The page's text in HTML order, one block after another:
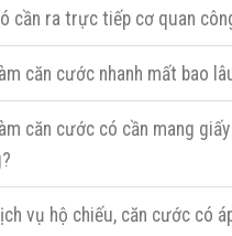
cần ra trực tiếp cơ quan
căn cước nhanh mất bao
căn cước có cần mang
vụ hộ chiếu, căn cước có